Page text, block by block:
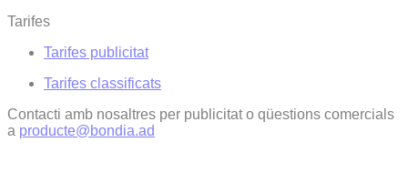
Tarifes
Tarifes publicitat
Tarifes classificats
Contacti amb nosaltres per publicitat o qüestions comercials
a producte@bondia.ad